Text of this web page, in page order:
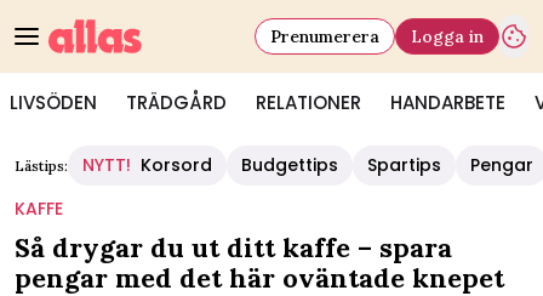
LIVSÖDEN TRÄDGÅRD RELATIONER HANDARBETE
Prenumerera Logga in
Lästips: NYTT! Korsord Budgettips Spartips
Pengar
KAFFE
Så drygar du ut ditt kaffe – spara
pengar med det här oväntade knepet